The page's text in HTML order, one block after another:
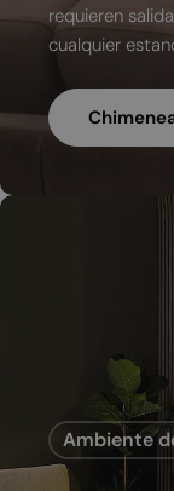
requieren
cualquier
Ambiente